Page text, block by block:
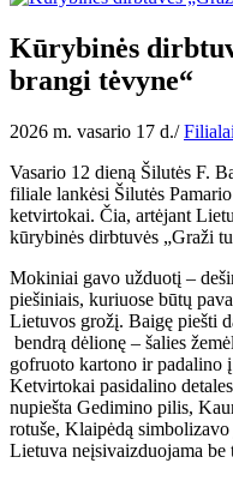
Kūrybinės
brangi tėvyne“
2026 m. vasario 17 d./ Filialai
Vasario 12 dieną Šilutės F.
filiale lankėsi Šilutės
ketvirtokai. Čia, artėjant
kūrybinės dirbtuvės „Graži
Mokiniai gavo užduotį –
piešiniais, kuriuose būtų
Lietuvos grožį. Baigę piešti
bendrą dėlionę – šalies
gofruoto kartono ir padalino
Ketvirtokai pasidalino
nupiešta Gedimino pilis,
rotuše, Klaipėdą
Lietuva neįsivaizduojama be